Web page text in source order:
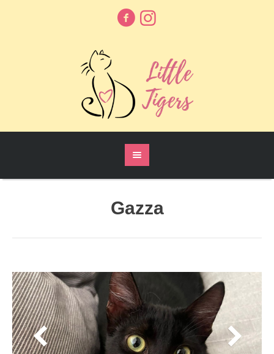
Gazza